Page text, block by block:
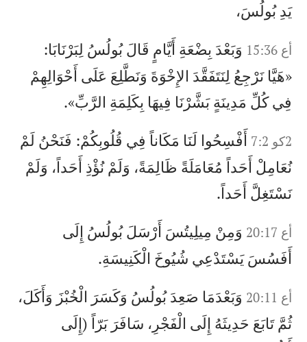
يَدِ بُولُسَ،
أع 15:36
وَبَعْدَ بِضْعَةِ أَيَّامٍ قَالَ بُولُسُ لِبَرْنَابَا:
«هَيَّا نَرْجِعُ لِنَتَفَقَّدَ الإِخْوَةَ وَنَطَّلِعَ عَلَى أَحْوَالِهِمْ
فِي كُلِّ مَدِينَةٍ بَشَّرْنَا فِيهَا بِكَلِمَةِ الرَّبِّ».
2كو 7:2
أَفْسِحُوا لَنَا مَكَاناً فِي قُلُوبِكُمْ: فَنَحْنُ لَمْ
نُعَامِلْ أَحَداً مُعَامَلَةً ظَالِمَةً، وَلَمْ نُؤْذِ أَحَداً، وَلَمْ
نَسْتَغِلَّ أَحَداً.
أع 20:17
وَمِنْ مِيلِيتُسَ أَرْسَلَ بُولُسُ إِلَى
أَفَسُسَ يَسْتَدْعِي شُيُوخَ الْكَنِيسَةِ.
أع 20:11
وَبَعْدَمَا صَعِدَ بُولُسُ وَكَسَرَ الْخُبْزَ وَأَكَلَ،
ثُمَّ تَابَعَ حَدِيثَهُ إِلَى الْفَجْرِ، سَافَرَ بَرّاً (إِلَى